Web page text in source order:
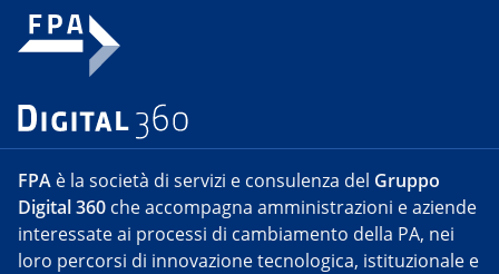
FPA è la società di servizi e consulenza del Gruppo
Digital 360 che accompagna amministrazioni e aziende
interessate ai processi di cambiamento della PA, nei
loro percorsi di innovazione tecnologica, istituzionale e